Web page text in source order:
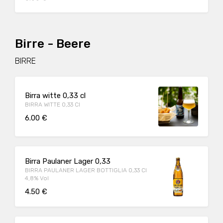
Birre - Beere
BIRRE
Birra witte 0,33 cl
BIRRA WITTE 0,33 Cl
6.00 €
Birra Paulaner Lager 0,33
BIRRA PAULANER LAGER BOTTIGLIA 0,33 Cl
4,8% Vol
4.50 €